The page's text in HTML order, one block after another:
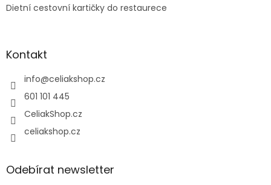
Dietní cestovní kartičky do restaurece
Kontakt
info@celiakshop.cz
601 101 445
CeliakShop.cz
celiakshop.cz
Odebírat newsletter